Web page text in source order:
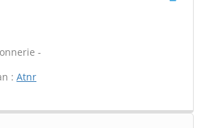
-
: Atnr